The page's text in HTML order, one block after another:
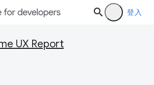
登入
UX Report